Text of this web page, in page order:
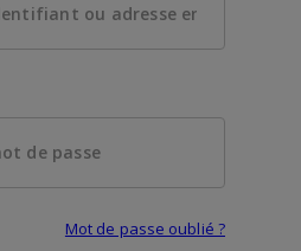
Mot de passe oublié ?